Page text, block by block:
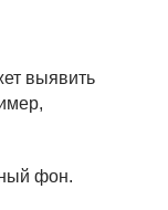
выявить
фон.